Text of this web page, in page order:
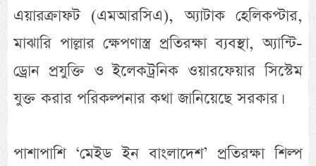
এয়ারক্রাফট (এমআরসিএ), অ্যাটাক হেলিকপ্টার,
মাঝারি পাল্লার ক্ষেপণাস্ত্র প্রতিরক্ষা ব্যবস্থা, অ্যান্টি-
ড্রোন প্রযুক্তি ও ইলেকট্রনিক ওয়ারফেয়ার সিস্টেম
যুক্ত করার পরিকল্পনার কথা জানিয়েছে সরকার।
পাশাপাশি ‘মেইড ইন বাংলাদেশ’ প্রতিরক্ষা শিল্প